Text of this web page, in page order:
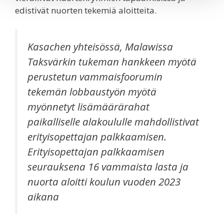
edistivät nuorten tekemiä aloitteita.
Kasachen yhteisössä, Malawissa
Taksvärkin tukeman hankkeen myötä
perustetun vammaisfoorumin
tekemän lobbaustyön myötä
myönnetyt lisämäärärahat
paikalliselle alakoululle mahdollistivat
erityisopettajan palkkaamisen.
Erityisopettajan palkkaamisen
seurauksena 16 vammaista lasta ja
nuorta aloitti koulun vuoden 2023
aikana